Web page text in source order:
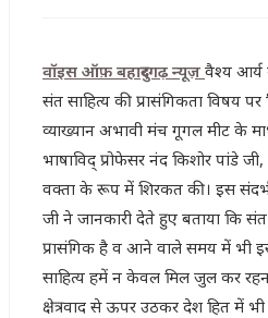
वॉइस ऑफ़ बहादुरगढ़ न्यूज़ वैश्य आर्य
संत साहित्य की प्रासंगिकता विषय
व्याख्यान अभावी मंच गूगल मीट के
भाषाविद् प्रोफेसर नंद किशोर पांडे
वक्ता के रूप में शिरकत की। इस संदर्भ में
जी ने जानकारी देते हुए बताया कि
प्रासंगिक है व आने वाले समय में भी
साहित्य हमें न केवल मिल जुल कर
क्षेत्रवाद से ऊपर उठकर देश हित में भी